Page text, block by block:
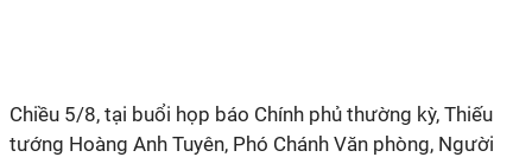
Chiều 5/8, tại buổi họp báo Chính phủ thường kỳ, Thiếu
tướng Hoàng Anh Tuyên, Phó Chánh Văn phòng, Người